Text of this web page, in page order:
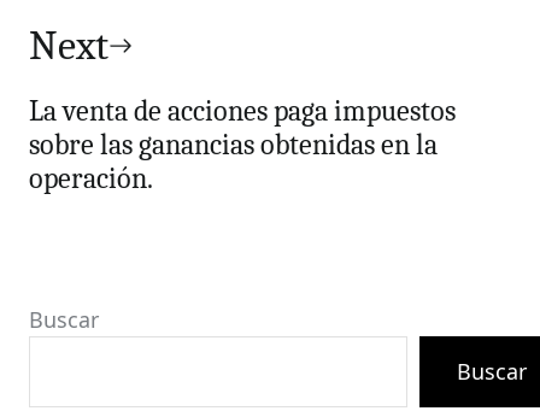
Next
La venta de acciones paga impuestos
sobre las ganancias obtenidas en la
operación.
Buscar
Buscar